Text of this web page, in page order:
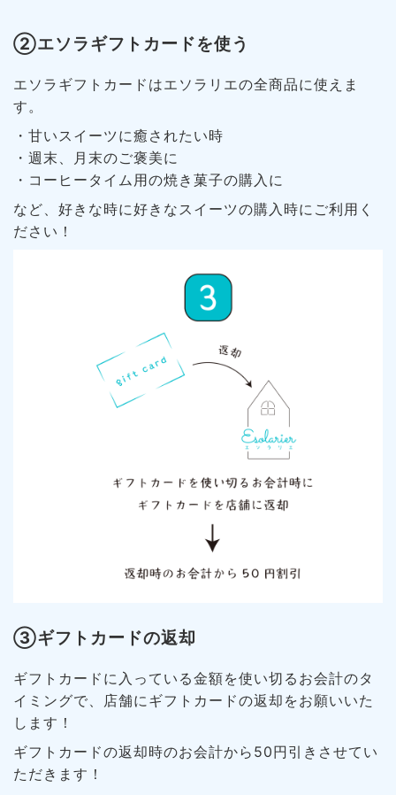
②エソラギフトカードを使う
エソラギフトカードはエソラリエの全商品に使えま
す。
・甘いスイーツに癒されたい時
・週末、月末のご褒美に
・コーヒータイム用の焼き菓子の購入に
など、好きな時に好きなスイーツの購入時にご利用く
ださい！
③ギフトカードの返却
ギフトカードに入っている金額を使い切るお会計のタ
イミングで、店舗にギフトカードの返却をお願いいた
します！
ギフトカードの返却時のお会計から50円引きさせてい
ただきます！